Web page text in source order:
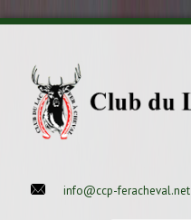
info@ccp-feracheval.net